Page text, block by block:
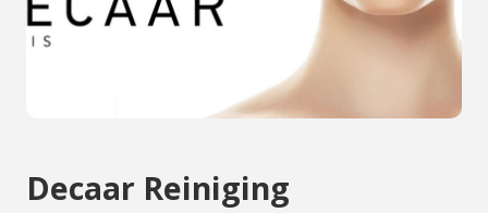
Decaar Reiniging